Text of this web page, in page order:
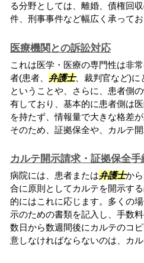
る分野としては、離婚、債権回
件、刑事事件など幅広く承って
医療機関との訴訟対応
これは医学・医療の専門性は非
者(患者、 弁護士、裁判官など)に
ということや、さらに、患者側
有しており、基本的に患者側は
を持たず、情報量で大きな格差
そのため、証拠保全や、カルテ
カルテ開示請求・証拠保全手
病院には、患者または弁護士か
合に原則としてカルテを開示す
的にはこれに応じます。多くの
示のための書類を記入し、手数
数日から数週間後にカルテのコ
意しなければならないのは、カ